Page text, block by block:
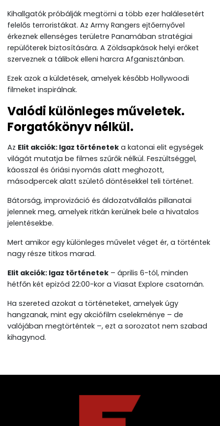
Kihallgatók próbálják megtörni a több ezer halálesetért
felelős terroristákat. Az Army Rangers ejtőernyővel
érkeznek ellenséges területre Panamában stratégiai
repülőterek biztosítására. A Zöldsapkások helyi erőket
szerveznek a tálibok elleni harcra Afganisztánban.
Ezek azok a küldetések, amelyek később Hollywoodi
filmeket inspirálnak.
Valódi különleges műveletek.
Forgatókönyv nélkül.
Az Elit akciók: Igaz történetek a katonai elit egységek
világát mutatja be filmes szűrők nélkül. Feszültséggel,
káosszal és óriási nyomás alatt meghozott,
másodpercek alatt születő döntésekkel teli történet.
Bátorság, improvizáció és áldozatvállalás pillanatai
jelennek meg, amelyek ritkán kerülnek bele a hivatalos
jelentésekbe.
Mert amikor egy különleges művelet véget ér, a történtek
nagy része titkos marad.
Elit akciók: Igaz történetek – április 6-tól, minden
hétfőn két epizód 22:00-kor a Viasat Explore csatornán.
Ha szereted azokat a történeteket, amelyek úgy
hangzanak, mint egy akciófilm cselekménye – de
valójában megtörténtek –, ezt a sorozatot nem szabad
kihagynod.